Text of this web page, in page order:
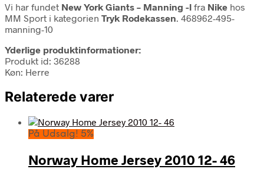
Vi har fundet New York Giants – Manning -l fra Nike hos
MM Sport i kategorien Tryk Rodekassen. 468962-495-
manning-10
Yderlige produktinformationer:
Produkt id: 36288
Køn: Herre
Relaterede varer
På Udsalg! 5%
Norway Home Jersey 2010 12- 46